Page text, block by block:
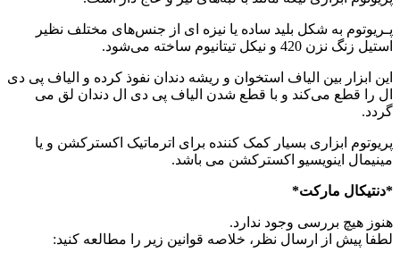
پـریوتوم به شکل بلید ساده یا نیزه ای از جنس‌های مختلف نظیر
استیل زنگ نزن 420 و نیکل تیتانیوم ساخته می‌شود.
این ابزار بین الیاف استخوان و ریشه دندان نفوذ کرده و الیاف پی دی
ال را قطع می‌کند و با قطع شدن الیاف پی دی ال دندان لق می
گردد.
پریوتوم ابزاری بسیار کمک کننده برای اترماتیک اکسترکشن‌ و یا
مینیمال اینویسیو اکسترکشن می باشد.
*دنتیکال مارکت*
هنوز هیچ بررسی وجود ندارد.
لطفا پیش از ارسال نظر، خلاصه قوانین زیر را مطالعه کنید: